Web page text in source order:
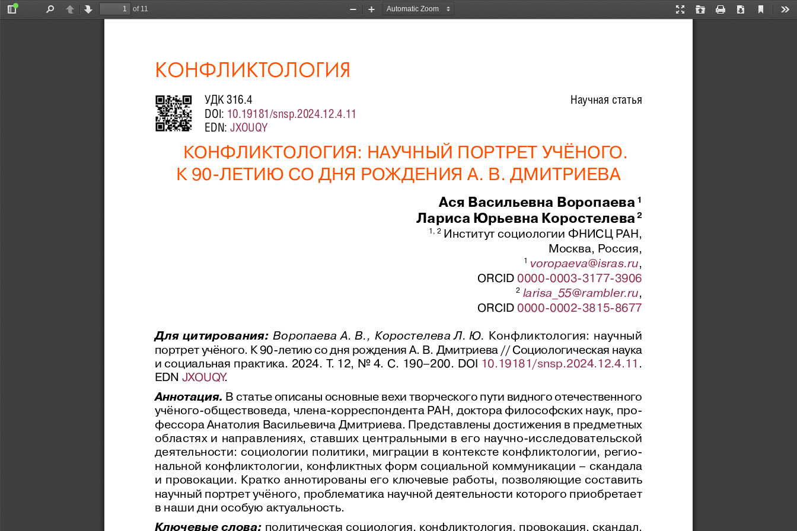
Toggle
PreviousNext
of 11
Presentation
Open Print Download
Current
Zoom
Zoom
УДК 316.4
DOI: 10.19181/snsp.2024.12.4.11
EDN: JXOUQY
Научная статья
КОНФЛИКТОЛОГИЯ: НАУЧНЫЙ ПОРТРЕТ УЧЁНОГО.
К 90-ЛЕТИЮ СО ДНЯ РОЖДЕНИЯ А. В. ДМИТРИЕВА
Ася Васильевна Воропаева 1
Лариса Юрьевна Коростелева 2
1, 2 Институт социологии ФНИСЦ РАН,
Москва, Россия,
1 voropaeva@isras.ru,
ORCID 0000-0003-3177-3906
2 larisa_55@rambler.ru,
ORCID 0000-0002-3815-8677
Для цитирования: Воропаева А. В., Коростелева Л. Ю. Конфликтология: научный
портрет учёного. К 90-летию со дня рождения А. В. Дмитриева // Социологическая наука
и социальная практика. 2024. Т. 12, No 4. С. 190–200. DOI 10.19181/snsp.2024.12.4.11 .
EDN JXOUQY.
Аннотация. В статье описаны основные вехи творческого пути видного отечественного
учёного-обществоведа, члена-корреспондента РАН, доктора философских наук, про-
фессора Анатолия Васильевича Дмитриева. Представлены достижения в предметных
областях и направлениях, ставших центральными в его научно-исследовательской
деятельности: социологии политики, миграции в контексте конфликтологии, регио-
нальной конфликтологии, конфликтных форм социальной коммуникации – скандала
и провокации. Кратко аннотированы его ключевые работы, позволяющие составить
научный портрет учёного, проблематика научной деятельности которого приобретает
в наши дни особую актуальность.
Ключевые слова: политическая социология, конфликтология, провокация, скандал,
КОНФЛИКТОЛОГИЯ